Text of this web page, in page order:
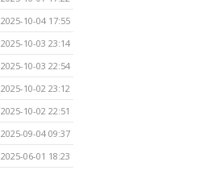
2025-10-04 17:55
2025-10-03 23:14
2025-10-03 22:54
2025-10-02 23:12
2025-10-02 22:51
2025-09-04 09:37
2025-06-01 18:23